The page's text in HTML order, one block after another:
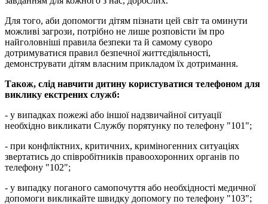
Для того, аби допомогти дітям пізнати цей світ та оминути
можливі загрози, потрібно не лише розповісти їм про
найголовніші правила безпеки та й самому суворо
дотримуватися правил безпечної життєдіяльності,
демонструвати дітям власним прикладом їх дотримання.
Також, слід навчити дитину користуватися телефоном для
виклику екстрених служб:
- у випадках пожежі або іншої надзвичайної ситуації
необхідно викликати Службу порятунку по телефону "101";
- при конфліктних, критичних, криміногенних ситуаціях
звертатись до співробітників правоохоронних органів по
телефону "102";
- у випадку поганого самопочуття або необхідності медичної
допомоги викликайте швидку допомогу по телефону "103";